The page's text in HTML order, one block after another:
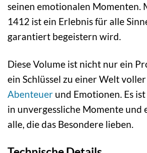
seinen emotionalen Momenten.
1412 ist ein Erlebnis für alle
garantiert begeistern wird.
Diese Volume ist nicht nur ein
ein Schlüssel zu einer Welt
Abenteuer und Emotionen. Es
in unvergessliche Momente und
alle, die das Besondere lieben.